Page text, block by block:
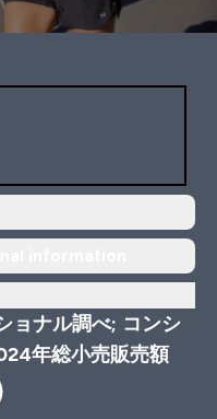
ョナル調べ; コンシ
年総小売販売額